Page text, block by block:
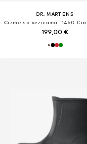
DR. MARTENS
199,00 €